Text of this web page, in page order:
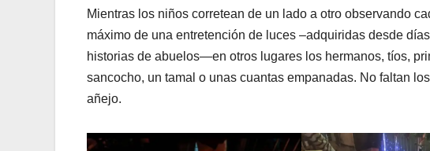
Mientras los niños corretean de un lado a otro observando
máximo de una entretención de luces –adquiridas desde
historias de abuelos—en otros lugares los hermanos, tíos,
sancocho, un tamal o unas cuantas empanadas. No faltan
añejo.